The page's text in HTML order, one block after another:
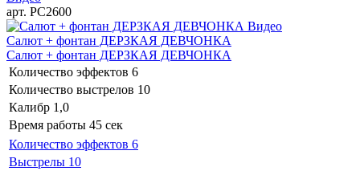
арт. РС2600
Видео
Салют + фонтан ДЕРЗКАЯ ДЕВЧОНКА
Салют + фонтан ДЕРЗКАЯ ДЕВЧОНКА
Количество эффектов 6
Количество выстрелов 10
Калибр 1,0
Время работы 45 сек
Количество эффектов 6
Выстрелы 10